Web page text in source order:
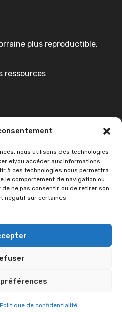
nous utilisons des technologies
et/ou accéder aux informations
à ces technologies nous permettra
le comportement de navigation ou
ne pas consentir ou de retirer son
négatif sur certaines
Politique de confidentialité
plus reproductible,
ressources
Université de Lorraine
confidentialité